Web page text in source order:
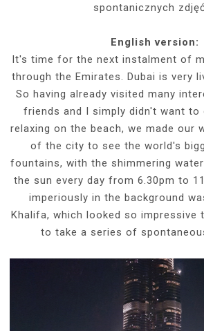
spontanicznych
English version:
It's time for the next instalment of
through the Emirates. Dubai is very
So having already visited many
friends and I simply didn't want
relaxing on the beach, we made our
of the city to see the world's
fountains, with the shimmering
the sun every day from 6.30pm to
imperiously in the background
Khalifa, which looked so impressive
to take a series of